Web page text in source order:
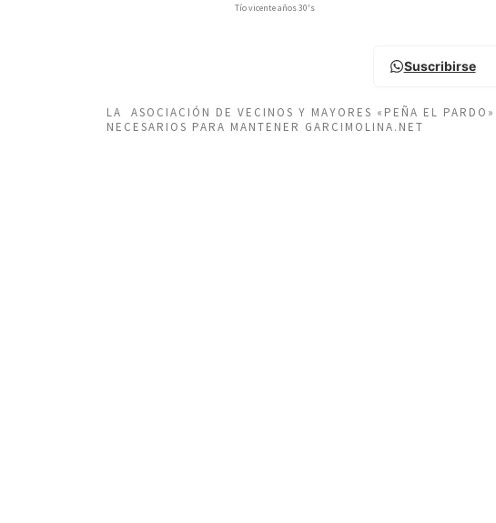
Tío vicente años 30's
Suscribirse
LA ASOCIACIÓN DE VECINOS Y MAYORES «PEÑA EL
NECESARIOS PARA MANTENER GARCIMOLINA.NET